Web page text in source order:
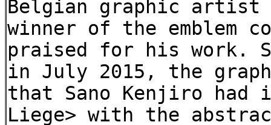
Belgian graphic artist
winner of the emblem
praised for his work.
in July 2015, the
that Sano Kenjiro had
Liege> with the